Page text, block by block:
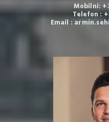
Mobilni:
Telefon :
Email :